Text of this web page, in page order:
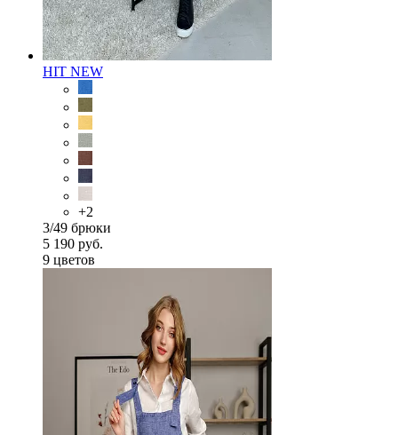
HIT NEW
+2
3/49 брюки
5 190 руб.
9 цветов